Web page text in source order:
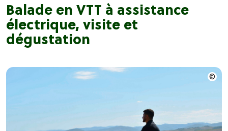
Balade en VTT à assistance
électrique, visite et
dégustation